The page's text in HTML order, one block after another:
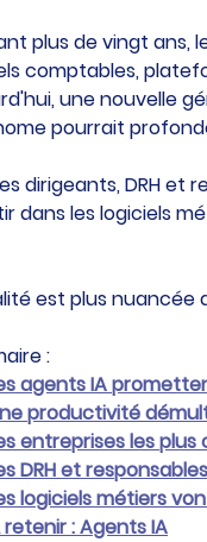
plus de vingt ans,
comptables,
une nouvelle
pourrait
dirigeants, DRH
dans les logiciels
est plus nuancée
:
agents IA
productivité
entreprises les
DRH et
logiciels métiers
retenir : Agents IA